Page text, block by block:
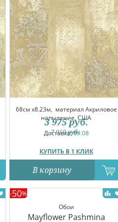
68см x8.23м, материал Акриловое
напыление, США
Доставка:09.08
КУПИТЬ В 1 КЛИК
7 950руб.
3 975 руб.
В корзину
Обои
Mayflower Pashmina
-50%